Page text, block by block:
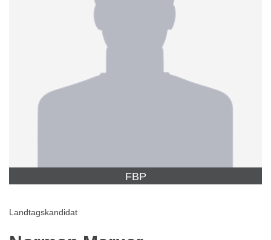
FBP
Landtagskandidat